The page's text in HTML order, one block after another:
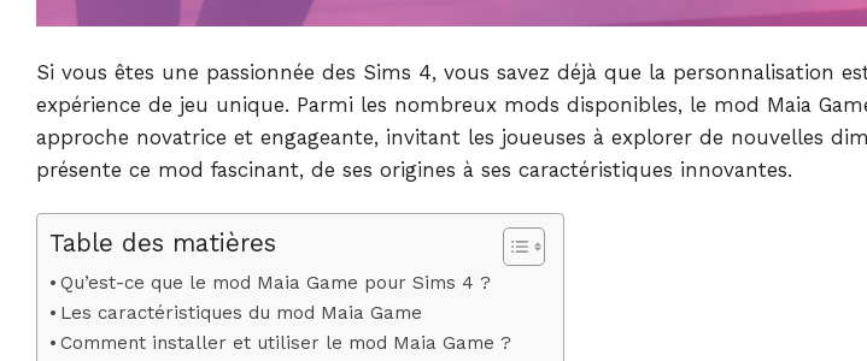
Si vous êtes une passionnée des Sims 4, vous savez déjà que la personnalisation
expérience de jeu unique. Parmi les nombreux mods disponibles, le mod Maia
approche novatrice et engageante, invitant les joueuses à explorer de nouvelles
présente ce mod fascinant, de ses origines à ses caractéristiques innovantes.
Table des matières
Qu’est-ce que le mod Maia Game pour Sims 4 ?
Les caractéristiques du mod Maia Game
Comment installer et utiliser le mod Maia Game ?